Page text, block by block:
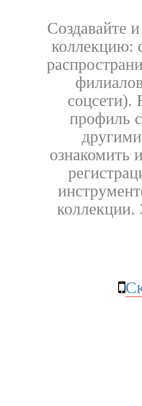
Создавайте
коллекцию:
соцсети).
профиль
ознакомить
коллекции.